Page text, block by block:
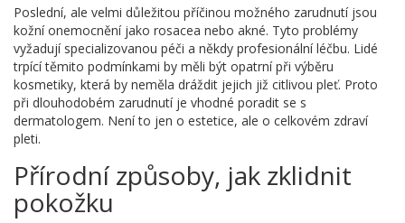
Poslední, ale velmi důležitou příčinou možného zarudnutí jsou
kožní onemocnění jako rosacea nebo akné. Tyto problémy
vyžadují specializovanou péči a někdy profesionální léčbu. Lidé
trpící těmito podmínkami by měli být opatrní při výběru
kosmetiky, která by neměla dráždit jejich již citlivou pleť. Proto
při dlouhodobém zarudnutí je vhodné poradit se s
dermatologem. Není to jen o estetice, ale o celkovém zdraví
pleti.
Přírodní způsoby, jak zklidnit
pokožku